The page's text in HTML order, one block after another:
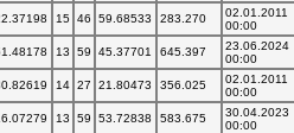
15 46 59.68533 283.270
02.01.2011
00:00
13 59 45.37701 645.397
23.06.2024
00:00
14 27 21.80473 356.025
02.01.2011
00:00
13 59 53.72838 583.675
30.04.2023
00:00